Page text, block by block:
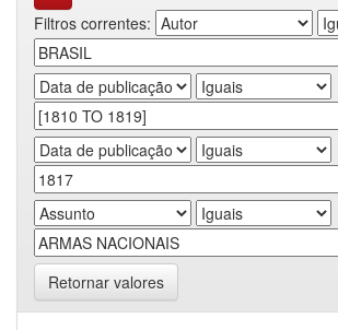
Filtros correntes:
Retornar valores